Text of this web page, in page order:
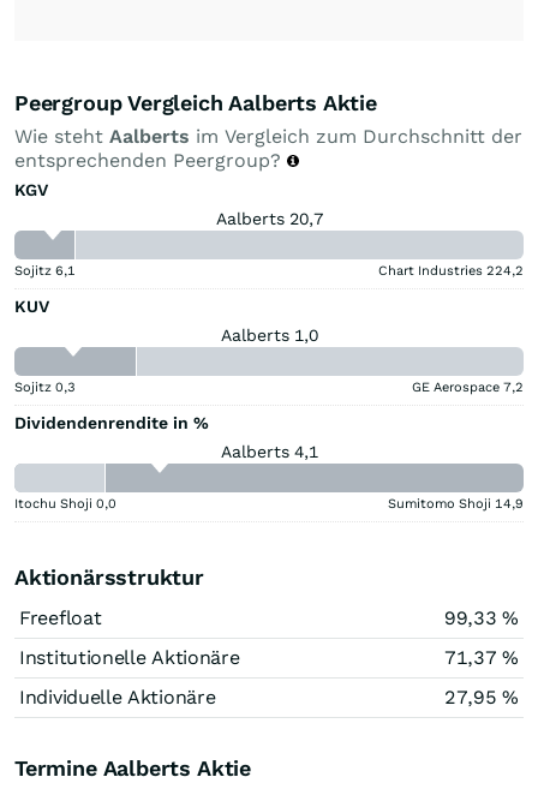
Peergroup Vergleich Aalberts Aktie
Wie steht Aalberts im Vergleich zum Durchschnitt der
entsprechenden Peergroup?
KGV
Aalberts 20,7
Sojitz 6,1 Chart Industries 224,2
KUV
Aalberts 1,0
Sojitz 0,3 GE Aerospace 7,2
Dividendenrendite in %
Aalberts 4,1
Itochu Shoji 0,0 Sumitomo Shoji 14,9
Aktionärsstruktur
Freefloat
99,33 %
Institutionelle Aktionäre
71,37 %
Individuelle Aktionäre
27,95 %
Termine Aalberts Aktie